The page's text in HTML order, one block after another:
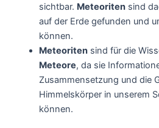
sichtbar. Meteoritensind
auf der Erde gefunden und
können.
Meteoritensind für die
Meteore, da sie
Zusammensetzung und die
Himmelskörper in unserem
können.